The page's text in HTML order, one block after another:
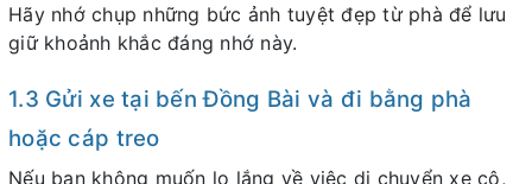
Hãy nhớ chụp những bức ảnh tuyệt đẹp từ phà để lưu
giữ khoảnh khắc đáng nhớ này.
1.3 Gửi xe tại bến Đồng Bài và đi bằng phà
hoặc cáp treo
Nếu bạn không muốn lo lắng về việc di chuyển xe cộ,